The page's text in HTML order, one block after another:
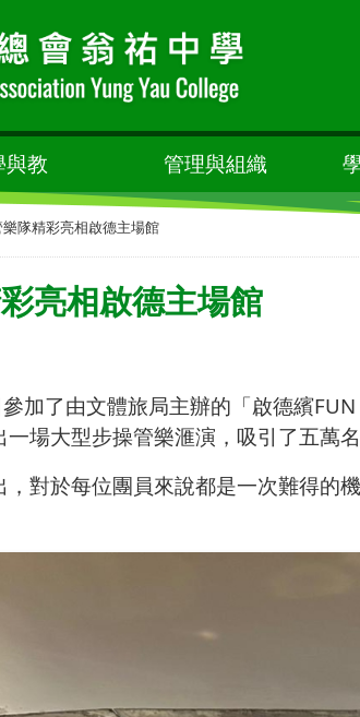
與教 管理與組織
隊精彩亮相啟德主場館
亮相啟德主場館
參加了由文體旅局主辦的「啟德繽
場大型步操管樂滙演，吸引了五萬名
對於每位團員來說都是一次難得的